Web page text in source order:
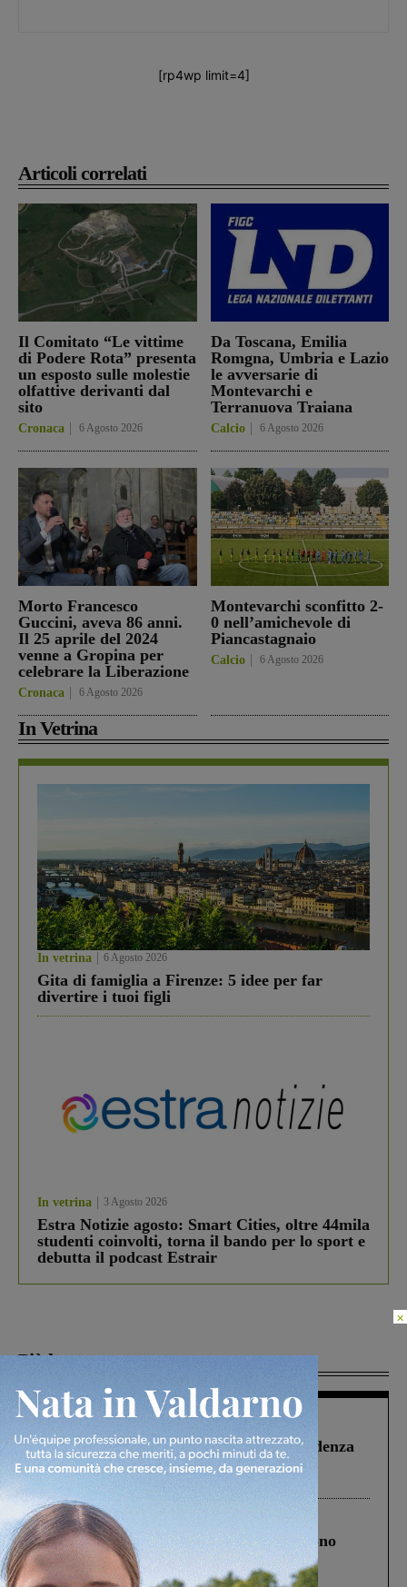
Articoli correlati
Il Comitato “Le vittime
di Podere Rota” presenta
un esposto sulle molestie
olfattive derivanti dal
sito
Cronaca 6 Agosto 2026
Da Toscana, Emilia
Romgna, Umbria e Lazio
le avversarie di
Montevarchi e
Terranuova Traiana
Calcio 6 Agosto 2026
Morto Francesco
Guccini, aveva 86 anni.
Il 25 aprile del 2024
venne a Gropina per
celebrare la Liberazione
Cronaca 6 Agosto 2026
Montevarchi sconfitto 2-
0 nell’amichevole di
Piancastagnaio
Calcio 6 Agosto 2026
In Vetrina
In vetrina 6 Agosto 2026
Gita di famiglia a Firenze: 5 idee per far
divertire i tuoi figli
In vetrina 3 Agosto 2026
Estra Notizie agosto: Smart Cities, oltre 44mila
studenti coinvolti, torna il bando per lo sport e
debutta il podcast Estrair
Più lette
Figline Incisa Valdarno 1 Agosto 2026
Piscina di Figline finanziata oltre la scadenza
Pnrr, il gruppo di Fratelli d’Italia: “Un
ringraziamento al Governo”
Cronaca 4 Agosto 2026
Un anno fa la strage in A1 in cui morirono
Gianni, Giulia e Franco. Lo schianto, il
processo, lo stop ai sorpassi fra tir....
[rp4wp limit=4]
×